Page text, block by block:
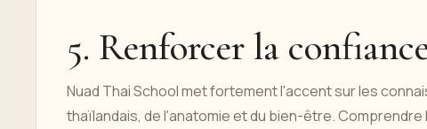
5. Renforcer la
Nuad Thai School met fortement l'accent sur les
thaïlandais, de l'anatomie et du bien-être.